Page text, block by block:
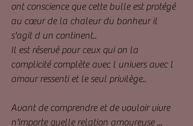
ont conscience que cette bulle est protégé
au cœur de la chaleur du bonheur il
s'agit d un continent..
Il est réservé pour ceux qui on la
complicité complète avec l univers avec l
amour ressenti et le seul privilège..
Avant de comprendre et de vouloir vivre
n'importe quelle relation amoureuse ...